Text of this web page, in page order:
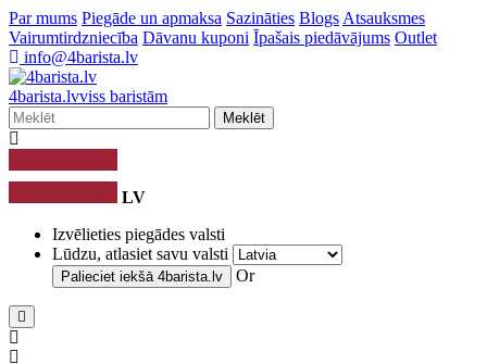
Par mums Piegāde un apmaksa Sazināties Blogs Atsauksmes
Vairumtirdzniecība Dāvanu kuponi Īpašais piedāvājums Outlet
info@4barista.lv
4barista.lvviss baristām
Meklēt
LV
Izvēlieties piegādes valsti
Lūdzu, atlasiet savu valsti
Palieciet iekšā 4barista.lv Or